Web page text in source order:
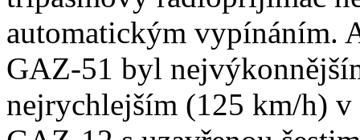
automatickým vypínáním.
GAZ-51 byl
nejrychlejším (125 km/h)